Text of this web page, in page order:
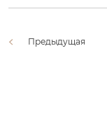
Предыдущая